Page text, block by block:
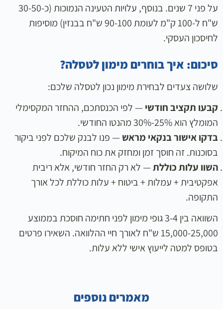
על פני 7 שנים. בנוסף, עלויות הטעינה הנמוכות (כ-30-50
ש"ח ל-100 ק"מ לעומת 90-100 ש"ח בבנזין) מוסיפות
לחיסכון העסקי.
סיכום: איך בוחרים מימון לטסלה?
שלושה צעדים לבחירת מימון נכון לטסלה שלכם:
קבעו תקציב חודשי — לפי הכנסתכם, ההחזר המקסימלי
המומלץ הוא 25%-30% מהנטו החודשי.
בדקו אישור בנקאי מראש — פנו לבנק שלכם לפני ביקור
בסוכנות. זה חוסך זמן ומחזק את כוח המיקוח.
השוו עלות כוללת— לא רק החזר חודשי, אלא ריבית
אפקטיבית + עמלות + ביטוח + עלות כוללת לכל אורך
התקופה.
השוואה בין 3-4 גופי מימון לפני חתימה חוסכת בממוצע
15,000-25,000 ש"ח לאורך חיי ההלוואה. השאירו פרטים
בטופס למטה לייעוץ אישי ללא עלות.
מאמרים נוספים